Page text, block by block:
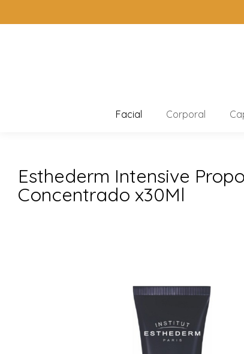
Facial Corporal
Esthederm Intensive
Concentrado x30Ml